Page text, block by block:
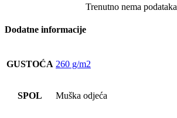
Trenutno nema podataka
Dodatne informacije
GUSTOĆA 260 g/m2
SPOL Muška odjeća